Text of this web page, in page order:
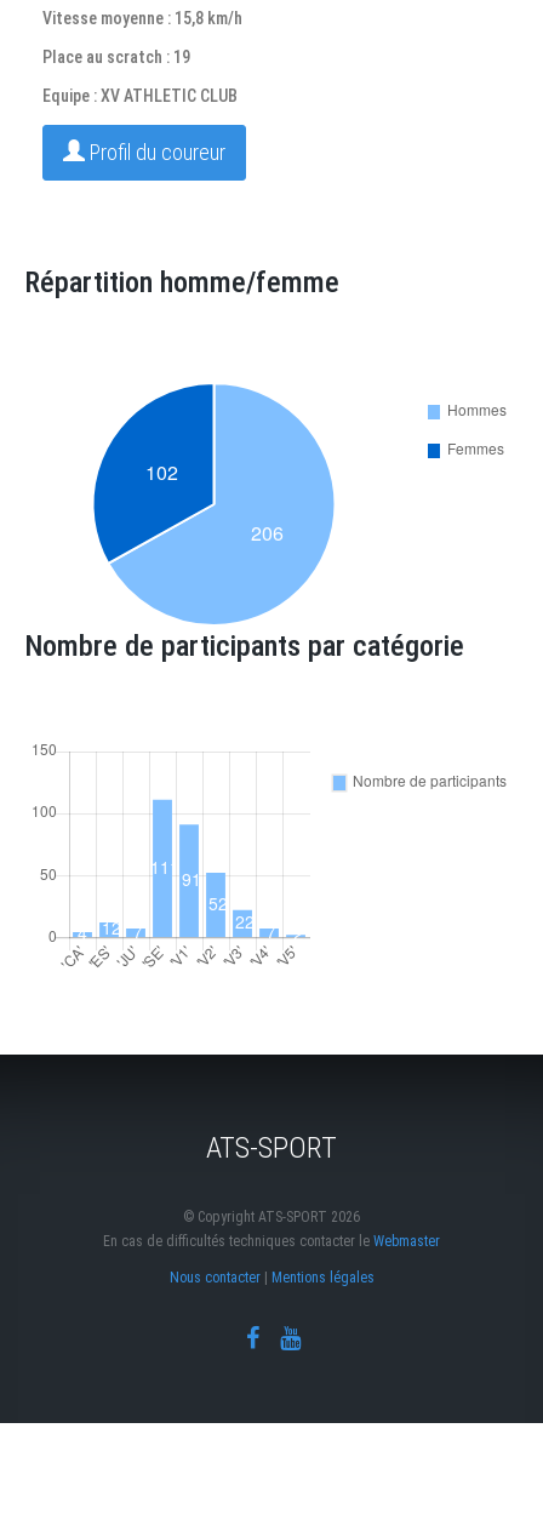
Vitesse moyenne : 15,8 km/h
Place au scratch : 19
Equipe : XV ATHLETIC CLUB
Profil du coureur
Répartition homme/femme
Nombre de participants par catégorie
ATS-SPORT
© Copyright ATS-SPORT 2026
En cas de difficultés techniques contacter le Webmaster
Nous contacter| Mentions légales